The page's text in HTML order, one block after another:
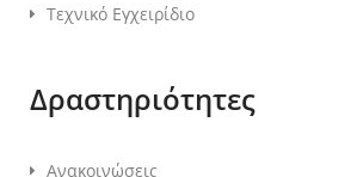
Τεχνικό Εγχειρίδιο
Δραστηριότητες
Ανακοινώσεις